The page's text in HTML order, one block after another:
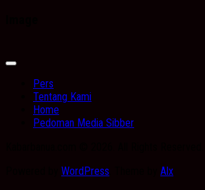
Expand
Pers
Tentang Kami
Home
Pedoman Media Sibber
WordPress Alx